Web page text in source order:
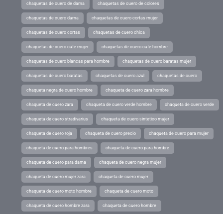
chaquetas de cuero de dama chaquetas de cuero de colores
chaquetas de cuero dama chaquetas de cuero cortas mujer
chaquetas de cuero cortas chaquetas de cuero chica
chaquetas de cuero cafe mujer chaquetas de cuero cafe hombre
chaquetas de cuero blancas para hombre chaquetas de cuero baratas mujer
chaquetas de cuero baratas chaquetas de cuero azul chaquetas de cuero
chaqueta negra de cuero hombre chaqueta de cuero zara hombre
chaqueta de cuero zara chaqueta de cuero verde hombre chaqueta de cuero verde
chaqueta de cuero stradivarius chaqueta de cuero sintetico mujer
chaqueta de cuero roja chaqueta de cuero precio chaqueta de cuero para mujer
chaqueta de cuero para hombres chaqueta de cuero para hombre
chaqueta de cuero para dama chaqueta de cuero negra mujer
chaqueta de cuero mujer zara chaqueta de cuero mujer
chaqueta de cuero moto hombre chaqueta de cuero moto
chaqueta de cuero hombre zara chaqueta de cuero hombre